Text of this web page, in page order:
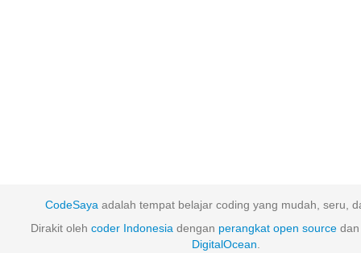
CodeSaya adalah tempat belajar coding yang mudah, seru,
Dirakit oleh coder Indonesia dengan perangkat open source
DigitalOcean